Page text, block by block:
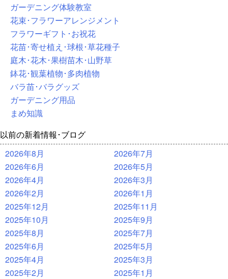
ガーデニング体験教室
花束･フラワーアレンジメント
フラワーギフト･お祝花
花苗･寄せ植え･球根･草花種子
庭木･花木･果樹苗木･山野草
鉢花･観葉植物･多肉植物
バラ苗･バラグッズ
ガーデニング用品
まめ知識
以前の新着情報･ブログ
2026年8月
2026年7月
2026年6月
2026年5月
2026年4月
2026年3月
2026年2月
2026年1月
2025年12月
2025年11月
2025年10月
2025年9月
2025年8月
2025年7月
2025年6月
2025年5月
2025年4月
2025年3月
2025年2月
2025年1月